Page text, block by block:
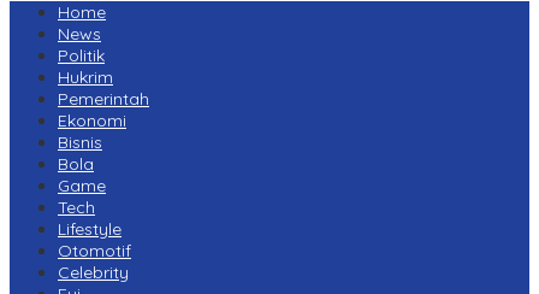
Home
News
Politik
Hukrim
Pemerintah
Ekonomi
Bisnis
Bola
Game
Tech
Lifestyle
Otomotif
Celebrity